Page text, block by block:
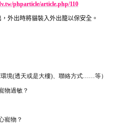
phparticle/article.php/110
外出時將貓裝入外出籠以保安全。
境(透天或是大樓)、聯絡方式……等）
物過敏？
寵物？